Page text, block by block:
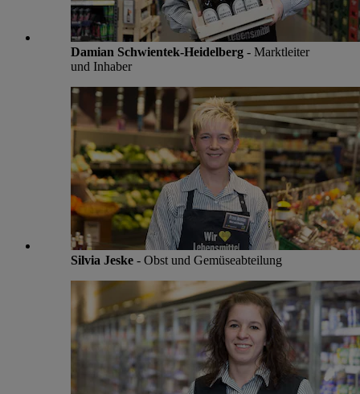
Damian Schwientek-Heidelberg - Marktleiter
und Inhaber
Silvia Jeske - Obst und Gemüseabteilung